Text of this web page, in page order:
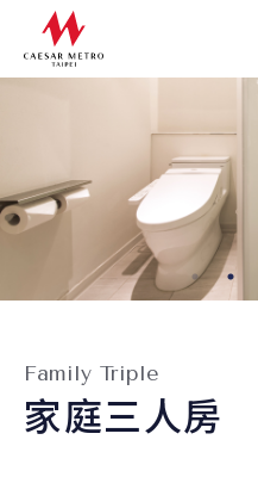
Family Triple
家庭三人房